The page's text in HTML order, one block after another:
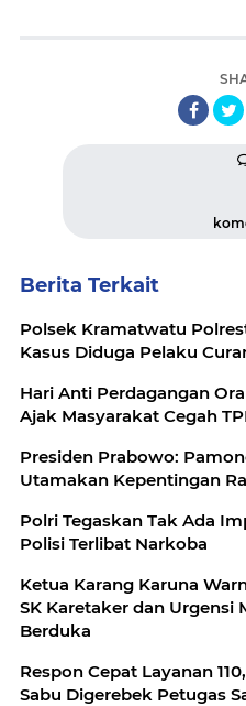
Berita Terkait
Polsek Kramatwatu
Kasus Diduga Pelaku
Hari Anti Perdagangan
Ajak Masyarakat Cegah
Presiden Prabowo:
Utamakan Kepentingan
Polri Tegaskan Tak Ada
Polisi Terlibat Narkoba
Ketua Karang Karuna
SK Karetaker dan Urgensi
Berduka
Respon Cepat Layanan
Sabu Digerebek Petugas